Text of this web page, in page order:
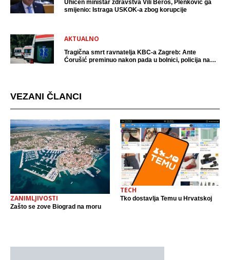
Uhićen ministar zdravstva Vili Beroš, Plenković ga
smijenio: Istraga USKOK-a zbog korupcije
AKTUALNO
Tragična smrt ravnatelja KBC-a Zagreb: Ante
Ćorušić preminuo nakon pada u bolnici, policija na
VEZANI ČLANCI
ZANIMLJIVOSTI
Zašto se zove Biograd na moru
TECH
Tko dostavlja Temu u Hrvatskoj